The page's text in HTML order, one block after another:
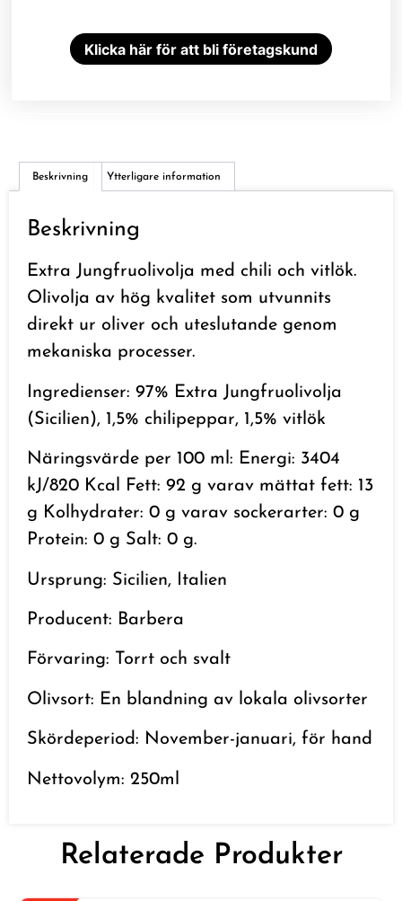
Klicka här för att bli företagskund
Beskrivning Ytterligare information
Beskrivning
Extra Jungfruolivolja med chili och vitlök.
Olivolja av hög kvalitet som utvunnits
direkt ur oliver och uteslutande genom
mekaniska processer.
Ingredienser: 97% Extra Jungfruolivolja
(Sicilien), 1,5% chilipeppar, 1,5% vitlök
Näringsvärde per 100 ml: Energi: 3404
kJ/820 Kcal Fett: 92 g varav mättat fett: 13
g Kolhydrater: 0 g varav sockerarter: 0 g
Protein: 0 g Salt: 0 g.
Ursprung: Sicilien, Italien
Producent: Barbera
Förvaring: Torrt och svalt
Olivsort: En blandning av lokala olivsorter
Skördeperiod: November-januari, för hand
Nettovolym: 250ml
Relaterade Produkter